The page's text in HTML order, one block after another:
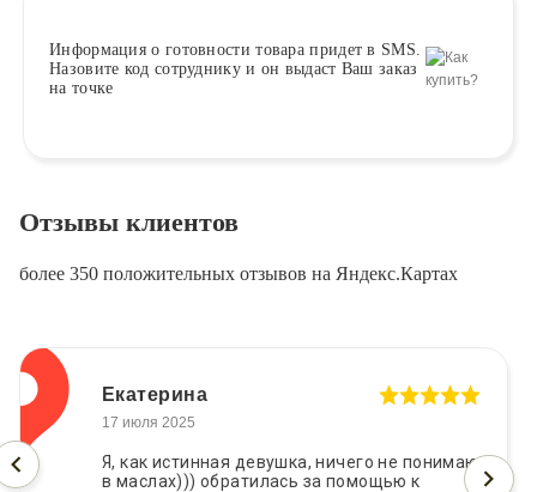
Информация о готовности товара придет в SMS.
Назовите код сотруднику и он выдаст Ваш заказ
на точке
Отзывы клиентов
более 350 положительных отзывов на Яндекс.Картах
Екатерина
17 июля 2025
Я, как истинная девушка, ничего не понимаю
в маслах))) обратилась за помощью к